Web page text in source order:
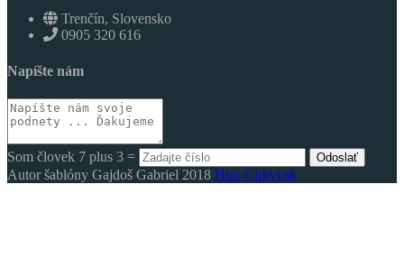
Trenčín, Slovensko
0905 320 616
Napíšte nám
Som človek 7 plus 3 = Odoslať
Autor šablóny Gajdoš Gabriel 2018 Hlas Cirkvi.sk